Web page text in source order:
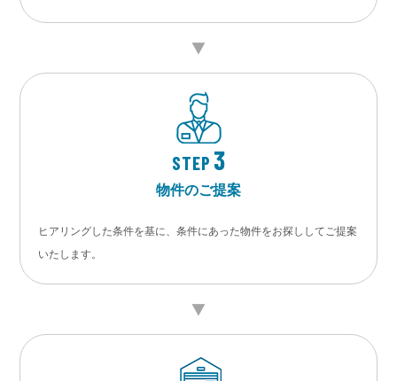
STEP 3
物件のご提案
ヒアリングした条件を基に、条件にあった物件をお探ししてご提案
いたします。